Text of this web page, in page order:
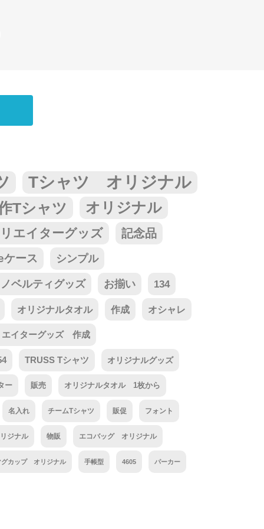
Tシャツ オリジナル
Tシャツ オリジナル
エイターグッズ 記念品
ース シンプル
ノベルティグッズ お揃い 134
オリジナルタオル 作成 オシャレ
エイターグッズ 作成
TRUSS Tシャツ オリジナルグッズ
ー 販売 オリジナルタオル 1枚から
名入れ チームTシャツ 販促 フォント
ジナル 物販 エコバッグ オリジナル
グカップ オリジナル 手帳型 4605 パーカー